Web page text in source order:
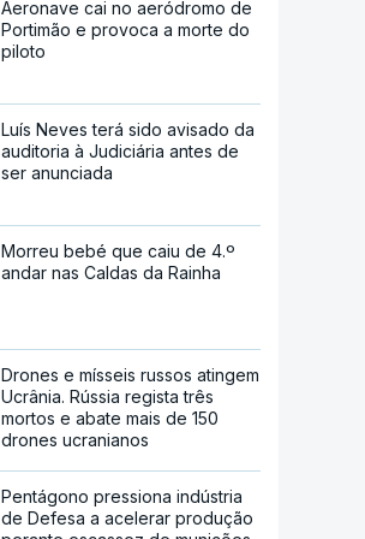
Aeronave cai no aeródromo de
Portimão e provoca a morte do
piloto
Luís Neves terá sido avisado da
auditoria à Judiciária antes de
ser anunciada
Morreu bebé que caiu de 4.º
andar nas Caldas da Rainha
Drones e mísseis russos atingem
Ucrânia. Rússia regista três
mortos e abate mais de 150
drones ucranianos
Pentágono pressiona indústria
de Defesa a acelerar produção